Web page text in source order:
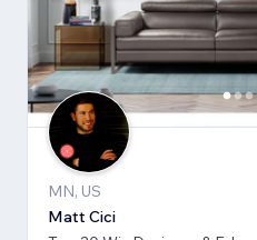
MN, US
Matt Cici